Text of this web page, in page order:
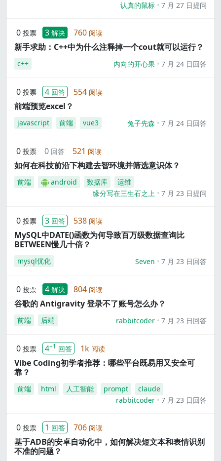
认真的鼠标
7 月 27 日提问
0 投票 3 解决 760 阅读
新手求助：C++中为什么注释掉一个cout就可以运行？
c++ 内向的开心果 7 月 24 日回答
0 投票 4 回答 554 阅读
前端预览excel？
javascript 前端 vue3 兔子先森 7 月 24 日回答
0 投票 0 回答 521 阅读
如何在科技前沿下构建去智环境并筛选意识体？
前端 android 数据库
运维
缘分写在三生石之上
7 月 23 日提问
0 投票 3 回答 538 阅读
MySQL中DATE()函数为何导致百万级数据查询比
BETWEEN慢几十倍？
mysql优化 Seven 7 月 23 日回答
0 投票 4 解决 804 阅读
谷歌的 Antigravity 登录不了账号怎么办？
前端 后端 rabbitcoder 7 月 23 日回答
0 投票 4+1 回答 1k 阅读
Vibe Coding初学者推荐：哪些平台既易用又安全可
靠？
前端 html 人工智能 prompt
claude
rabbitcoder
7 月 23 日回答
0 投票 1 回答 706 阅读
基于ADB的安卓自动化中，如何解决短文本和表情识别
不准的问题？